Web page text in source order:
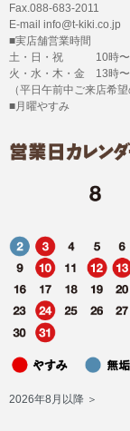
Fax.088-683-2011
E-mail info@t-kiki.co.jp
■実店舗営業時間
土・日・祝 10時〜
火・水・木・金 13時
（平日午前中ご来店希
■月曜やすみ
2026年8月以降 ＞